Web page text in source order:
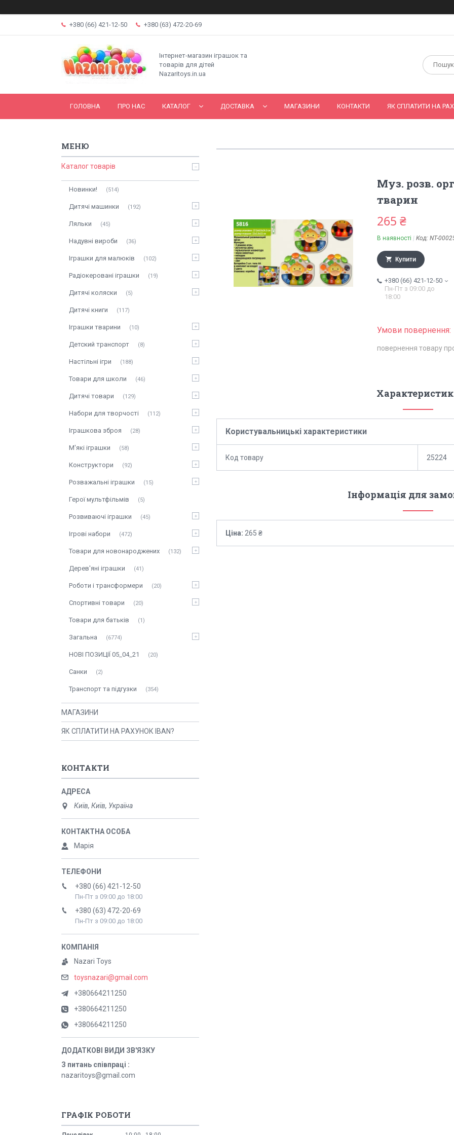
+380 (66) 421-12-50 +380 (63) 472-20-69
Інтернет-магазин іграшок та
товарів для дітей
Nazaritoys.in.ua
ГОЛОВНА ПРО НАС КАТАЛОГ ДОСТАВКА МАГАЗИНИ КОНТАКТИ ЯК СПЛАТИТИ НА
Муз. розв.
тварин
265 ₴
В наявності Код: NT-
Купити
+380 (66) 421-12-50
Пн-Пт з 09:00 до
18:00
повернення товару
Користувальницькі характеристики
Код товару 25224
Інформація для
Ціна: 265 ₴
Каталог товарів
Новинки! 514
Дитячі машинки 192
Ляльки 45
Надувні вироби 36
Іграшки для малюків 102
Радіокеровані іграшки 19
Дитячі коляски 5
Дитячі книги 117
Іграшки тварини 10
Детский транспорт 8
Настільні ігри 188
Товари для школи 46
Дитячі товари 129
Набори для творчості 112
Іграшкова зброя 28
М'які іграшки 58
Конструктори 92
Розважальні іграшки 15
Герої мультфільмів 5
Розвиваючі іграшки 45
Ігрові набори 472
Товари для новонароджених 132
Дерев'яні іграшки 41
Роботи і трансформери 20
Спортивні товари 20
Товари для батьків 1
Загальна 6774
НОВІ ПОЗИЦІЇ 05_04_21 20
Санки 2
Транспорт та підгузки 354
МАГАЗИНИ
ЯК СПЛАТИТИ НА РАХУНОК IBAN?
КОНТАКТИ
Київ, Київ, Україна
Марія
+380 (66) 421-12-50
Пн-Пт з 09:00 до 18:00
+380 (63) 472-20-69
Пн-Пт з 09:00 до 18:00
Nazari Toys
toysnazari@gmail.com
+380664211250
+380664211250
+380664211250
З питань співпраці
nazaritoys@gmail.com
ГРАФІК РОБОТИ